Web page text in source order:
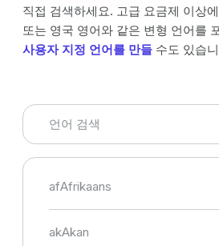
직접 검색하세요. 고급 요금제 이상
또는 영국 영어와 같은 변형 언어를
사용자 지정 언어를 만들 수도 있습
afAfrikaans
akAkan